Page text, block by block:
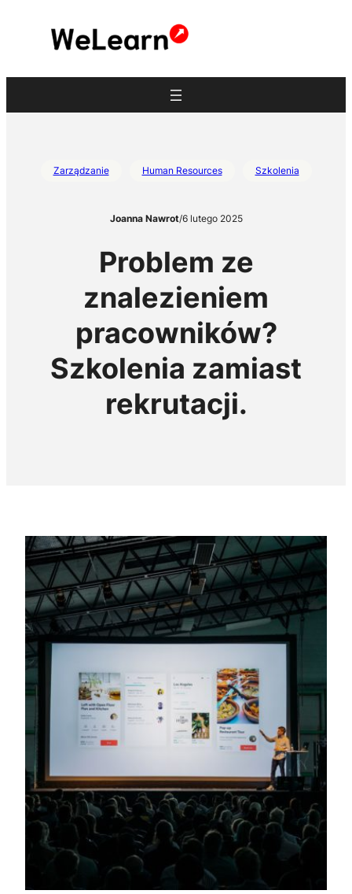
Zarządzanie Human Resources Szkolenia
Joanna Nawrot/6 lutego 2025
Problem ze
znalezieniem
pracowników?
Szkolenia zamiast
rekrutacji.